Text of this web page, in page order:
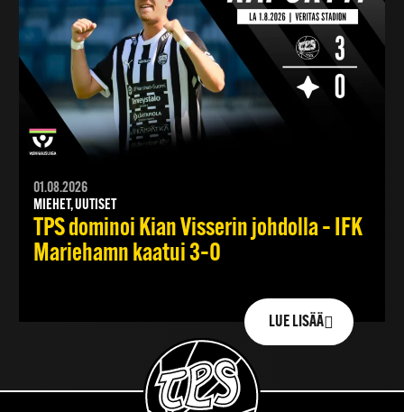
01.08.2026
MIEHET, UUTISET
TPS dominoi Kian Visserin johdolla – IFK
Mariehamn kaatui 3–0
LUE LISÄÄ